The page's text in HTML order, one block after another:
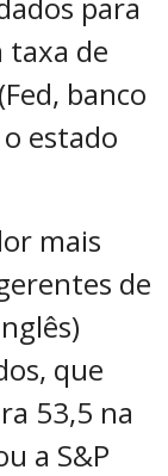
para
de
banco
estado
mais
de
que
53,5 na
a S&P